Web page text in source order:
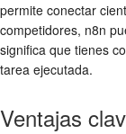
permite conectar
competidores, n8n
significa que tienes
tarea ejecutada.
Ventajas